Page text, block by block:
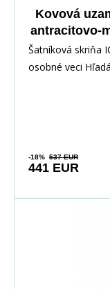
Kovová
antracitovo-
Šatníková skriňa
osobné veci
-18% 537 EUR
441 EUR